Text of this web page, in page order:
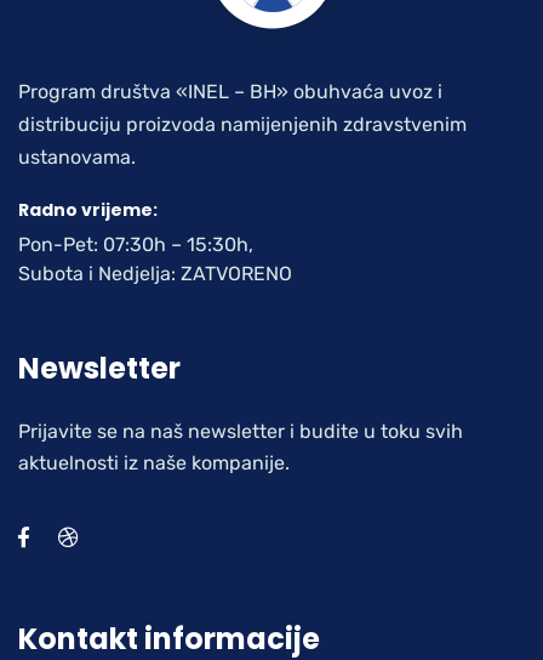
Program društva «INEL – BH» obuhvaća uvoz i
distribuciju proizvoda namijenjenih zdravstvenim
ustanovama.
Radno vrijeme:
Pon-Pet: 07:30h – 15:30h,
Subota i Nedjelja: ZATVORENO
Newsletter
Prijavite se na naš newsletter i budite u toku svih
aktuelnosti iz naše kompanije.
Kontakt informacije